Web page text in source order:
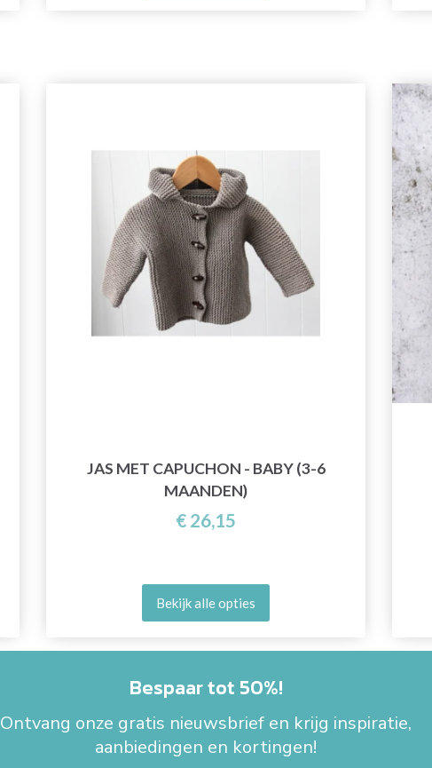
JAS MET CAPUCHON - BABY (3-6
MAANDEN)
€ 26,15
Bekijk alle opties
Bespaar tot 50%!
Ontvang onze gratis nieuwsbrief en krijg inspiratie,
aanbiedingen en kortingen!